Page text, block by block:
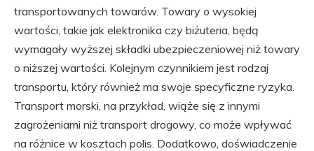
transportowanych towarów. Towary o wysokiej
wartości, takie jak elektronika czy biżuteria, będą
wymagały wyższej składki ubezpieczeniowej niż towary
o niższej wartości. Kolejnym czynnikiem jest rodzaj
transportu, który również ma swoje specyficzne ryzyka.
Transport morski, na przykład, wiąże się z innymi
zagrożeniami niż transport drogowy, co może wpływać
na różnice w kosztach polis. Dodatkowo, doświadczenie